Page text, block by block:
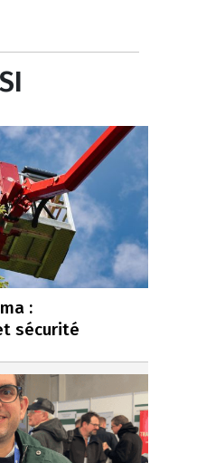
:
sécurité